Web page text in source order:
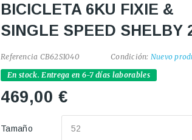
BICICLETA 6KU FIXIE &
SINGLE SPEED SHELBY
Referencia CB62S1040 Condición: Nuevo
En stock. Entrega en 6-7 días laborables
469,00 €
Tamaño 52